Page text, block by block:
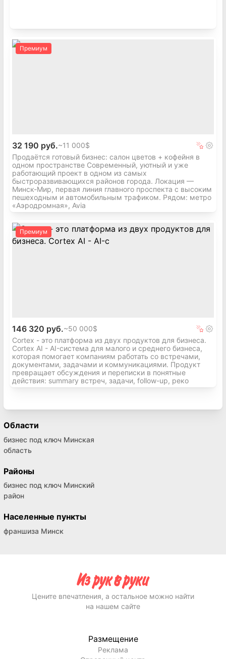
Премиум
32 190 руб.~11 000$
Продаётся готовый бизнес: салон цветов + кофейня в
одном пространстве Современный, уютный и уже
работающий проект в одном из самых
быстроразвивающихся районов города. Локация —
Минск-Мир, первая линия главного проспекта с высоким
пешеходным и автомобильным трафиком. Рядом: метро
«Аэродромная», Avia
Премиум
146 320 руб.~50 000$
Cortex - это платформа из двух продуктов для бизнеса.
Cortex AI - AI-система для малого и среднего бизнеса,
которая помогает компаниям работать со встречами,
документами, задачами и коммуникациями. Продукт
превращает обсуждения и переписки в понятные
действия: summary встреч, задачи, follow-up, реко
Области
бизнес под ключ Минская
область
Районы
бизнес под ключ Минский
район
Населенные пункты
франшиза Минск
Цените впечатления, а остальное можно найти
на нашем сайте
Размещение
Реклама